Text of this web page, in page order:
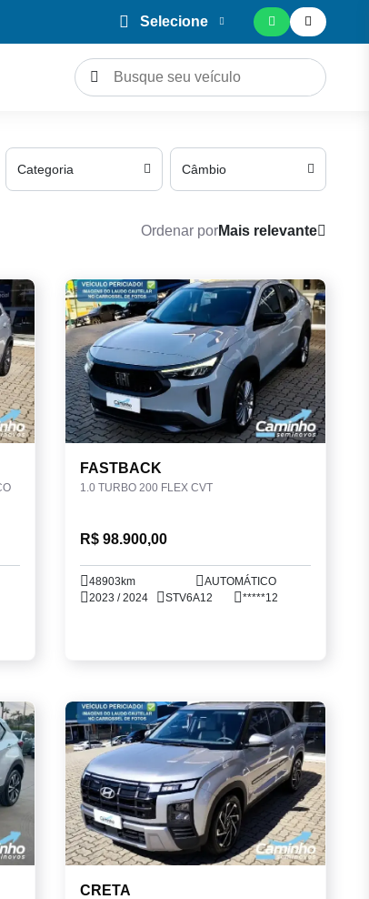
Selecione
Categoria Câmbio
Ordenar porMais relevante
FASTBACK
1.0 TURBO 200 FLEX CVT
R$ 98.900,00
48903km
AUTOMÁTICO
2023 / 2024
STV6A12 *****12
CRETA